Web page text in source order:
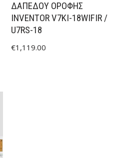
ΔΑΠΕΔΟΥ ΟΡΟΦΗΣ
INVENTOR V7KI-18WIFIR /
U7RS-18
€1,119.00